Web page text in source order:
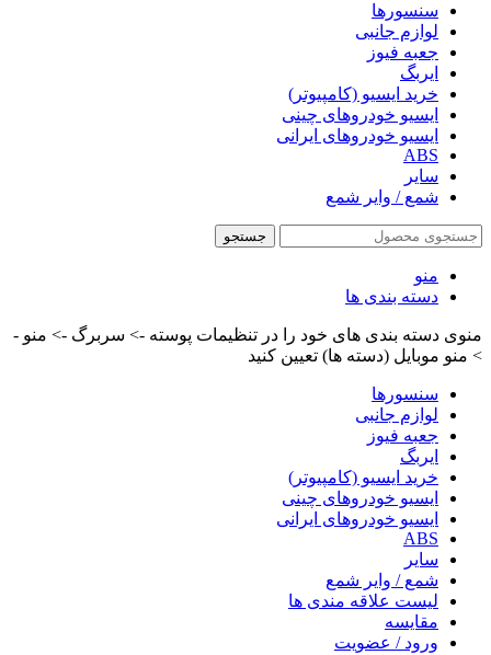
سنسورها
لوازم جانبی
جعبه فیوز
ایربگ
خرید ایسیو (کامپیوتر)
ایسیو خودروهای چینی
ایسیو خودروهای ایرانی
ABS
سایر
شمع / وایر شمع
جستجو
منو
دسته بندی ها
منوی دسته بندی های خود را در تنظیمات پوسته -> سربرگ -> منو -
> منو موبایل (دسته ها) تعیین کنید
سنسورها
لوازم جانبی
جعبه فیوز
ایربگ
خرید ایسیو (کامپیوتر)
ایسیو خودروهای چینی
ایسیو خودروهای ایرانی
ABS
سایر
شمع / وایر شمع
لیست علاقه مندی ها
مقایسه
ورود / عضویت